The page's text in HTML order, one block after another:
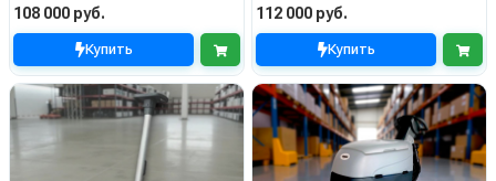
108 000 руб.
Купить
112 000 руб.
Купить